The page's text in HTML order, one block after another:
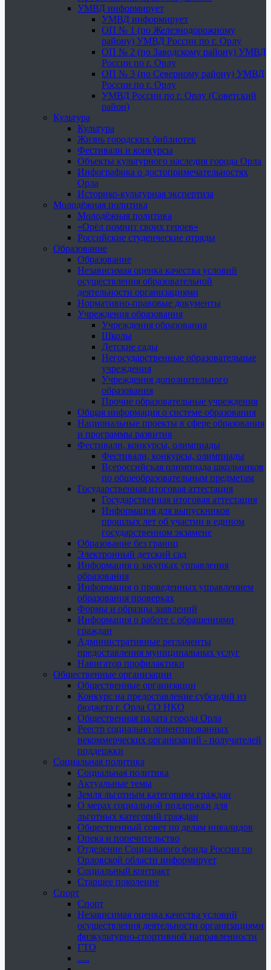
УМВД информирует
УМВД информирует
ОП № 1 (по Железнодорожному
району) УМВД России по г. Орлу
ОП № 2 (по Заводскому району) УМВД
России по г. Орлу
ОП № 3 (по Северному району) УМВД
России по г. Орлу
УМВД России по г. Орлу (Советский
район)
Культура
Культура
Жизнь городских библиотек
Фестивали и конкурсы
Объекты культурного наследия города Орла
Инфографика о достопримечательностях
Орла
Историко-культурная экспертиза
Молодёжная политика
Молодёжная политика
«Орёл помнит своих героев»
Российские студенческие отряды
Образование
Образование
Независимая оценка качества условий
осуществления образовательной
деятельности организациями
Нормативно-правовые документы
Учреждения образования
Учреждения образования
Школы
Детские сады
Негосударственные образовательные
учреждения
Учреждения дополнительного
образования
Прочие образовательные учреждения
Общая информация о системе образования
Национальные проекты в сфере образования
и программы развития
Фестивали, конкурсы, олимпиады
Фестивали, конкурсы, олимпиады
Всероссийская олимпиада школьников
по общеобразовательным предметам
Государственная итоговая аттестация
Государственная итоговая аттестация
Информация для выпускников
прошлых лет об участии в едином
государственном экзамене
Образование без границ
Электронный детский сад
Информация о закупках управления
образования
Информация о проведенных управлением
образования проверках
Формы и образцы заявлений
Информация о работе с обращениями
граждан
Административные регламенты
предоставления муниципальных услуг
Навигатор профилактики
Общественные организации
Общественные организации
Конкурс на предоставление субсидий из
бюджета г. Орла СО НКО
Общественная палата города Орла
Реестр социально ориентированных
некоммерческих организаций - получателей
поддержки
Социальная политика
Социальная политика
Актуальные темы
Земля льготным категориям граждан
О мерах социальной поддержки для
льготных категорий граждан
Общественный совет по делам инвалидов
Опека и попечительство
Отделение Социального фонда России по
Орловской области информирует
Социальный контракт
Старшее поколение
Спорт
Спорт
Независимая оценка качества условий
осуществления деятельности организациями
физкультурно-спортивной направленности
ГТО
.....